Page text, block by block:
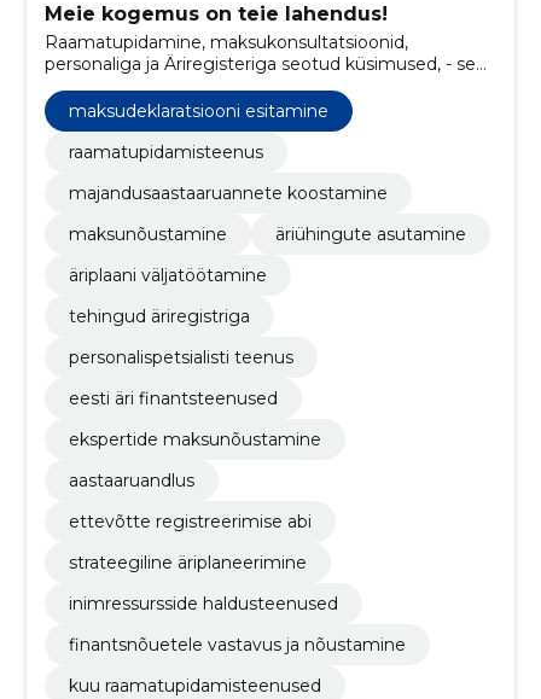
Meie kogemus on teie lahendus!
Raamatupidamine, maksukonsultatsioonid,
personaliga ja Äriregisteriga seotud küsimused, - see
on meie profiil juba üle 20 aasta.
maksudeklaratsiooni esitamine
raamatupidamisteenus
majandusaastaaruannete koostamine
maksunõustamine
äriühingute asutamine
äriplaani väljatöötamine
tehingud äriregistriga
personalispetsialisti teenus
eesti äri finantsteenused
ekspertide maksunõustamine
aastaaruandlus
ettevõtte registreerimise abi
strateegiline äriplaneerimine
inimressursside haldusteenused
finantsnõuetele vastavus ja nõustamine
kuu raamatupidamisteenused